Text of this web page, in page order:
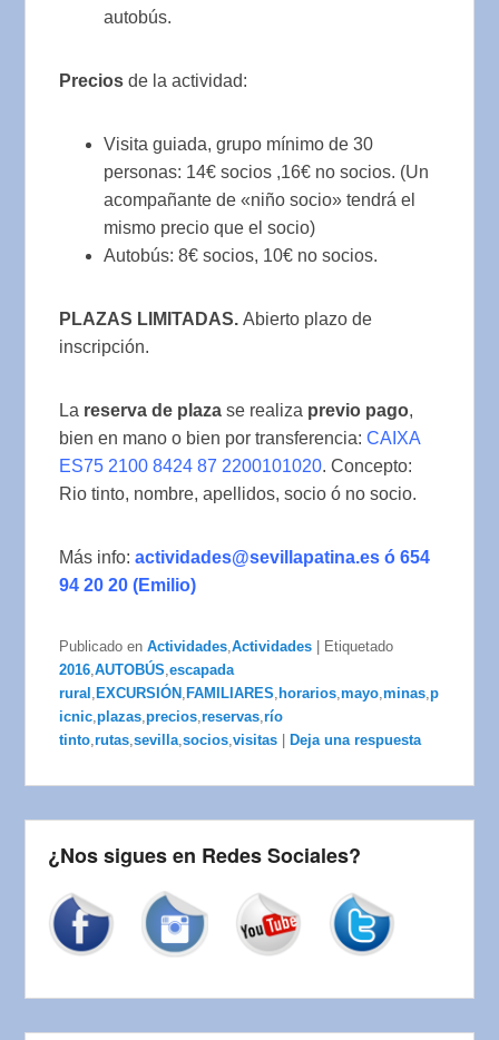
autobús.
Precios de la actividad:
Visita guiada, grupo mínimo de 30
personas: 14€ socios ,16€ no socios. (Un
acompañante de «niño socio» tendrá el
mismo precio que el socio)
Autobús: 8€ socios, 10€ no socios.
PLAZAS LIMITADAS.Abierto plazo de
inscripción.
La reserva de plaza se realiza previo pago,
bien en mano o bien por transferencia:CAIXA
ES75 2100 8424 87 2200101020. Concepto:
Rio tinto, nombre, apellidos, socio ó no socio.
Más info:actividades@sevillapatina.es ó 654
94 20 20 (Emilio)
Publicado en Actividades ,Actividades
Etiquetado
2016 ,AUTOBÚS ,escapada
rural
EXCURSIÓN FAMILIARES horarios ,mayo ,minas ,p
icnic ,plazas ,precios ,reservas ,río
tinto ,rutas ,sevilla ,socios ,visitas Deja una respuesta
¿Nos sigues en Redes Sociales?